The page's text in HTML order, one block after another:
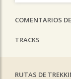
COMENTARIOS
TRACKS
RUTAS DE